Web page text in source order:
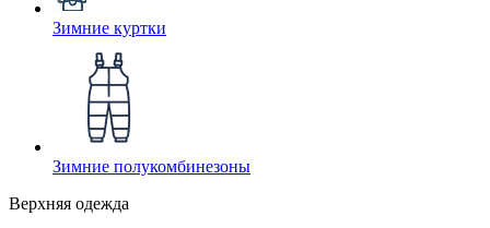
Зимние куртки
Зимние полукомбинезоны
Верхняя одежда